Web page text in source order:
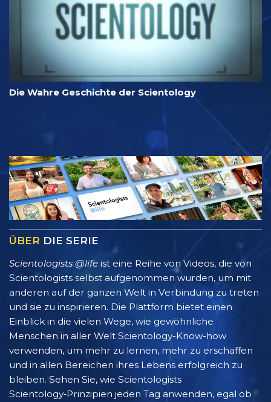
Die Wahre Geschichte der Scientology
ÜBER DIE SERIE
Scientologists @life ist eine Reihe von Videos, die von
Scientologists selbst aufgenommen wurden, um mit
anderen auf der ganzen Welt in Verbindung zu treten
und sie zu inspirieren. Die Plattform bietet einen
Einblick in die vielen Wege, wie gewöhnliche
Menschen in aller Welt Scientology-Know-how
verwenden, um mehr zu lernen, mehr zu erschaffen
und in allen Bereichen ihres Lebens erfolgreich zu
bleiben. Sehen Sie, wie Scientologists
Scientology‑Prinzipien jeden Tag anwenden, egal ob